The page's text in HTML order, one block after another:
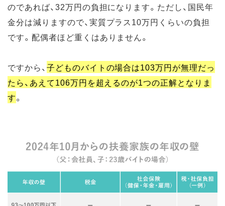
のであれば、32万円の負担になります。ただし、国民年
金分は減りますので、実質プラス10万円くらいの負担
です。配偶者ほど重くはありません。
ですから、子どものバイトの場合は103万円が無理だっ
たら、あえて106万円を超えるのが1つの正解となりま
す。